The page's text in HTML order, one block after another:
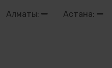
Алматы: Астана: